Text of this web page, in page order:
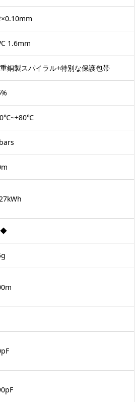
1.6mm
銅製スパイラル+特別な保護包帯
◆